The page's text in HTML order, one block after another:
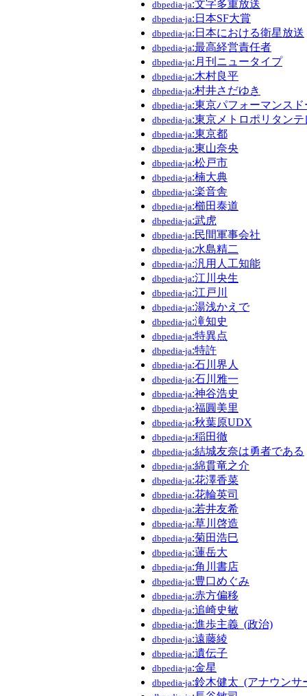
dbpedia-ja:文字多重放送
dbpedia-ja:日本SF大賞
dbpedia-ja:日本における衛星放送
dbpedia-ja:最高経営責任者
dbpedia-ja:月刊ニュータイプ
dbpedia-ja:木村良平
dbpedia-ja:村井さだゆき
dbpedia-ja:東京パフォーマンスド
dbpedia-ja:東京メトロポリタン
dbpedia-ja:東京都
dbpedia-ja:東山奈央
dbpedia-ja:松戸市
dbpedia-ja:楠大典
dbpedia-ja:楽音舎
dbpedia-ja:櫛田泰道
dbpedia-ja:武虎
dbpedia-ja:民間軍事会社
dbpedia-ja:水島精二
dbpedia-ja:汎用人工知能
dbpedia-ja:江川央生
dbpedia-ja:江戸川
dbpedia-ja:湯浅かえで
dbpedia-ja:滝知史
dbpedia-ja:特異点
dbpedia-ja:特許
dbpedia-ja:石川界人
dbpedia-ja:石川雅一
dbpedia-ja:神谷浩史
dbpedia-ja:福圓美里
dbpedia-ja:秋葉原UDX
dbpedia-ja:稲田徹
dbpedia-ja:結城友奈は勇者である
dbpedia-ja:綿貫竜之介
dbpedia-ja:花澤香菜
dbpedia-ja:花輪英司
dbpedia-ja:若井友希
dbpedia-ja:草川啓造
dbpedia-ja:菊田浩巳
dbpedia-ja:蓮岳大
dbpedia-ja:角川書店
dbpedia-ja:豊口めぐみ
dbpedia-ja:赤方偏移
dbpedia-ja:追崎史敏
dbpedia-ja:進歩主義_(政治)
dbpedia-ja:遠藤綾
dbpedia-ja:遺伝子
dbpedia-ja:金星
dbpedia-ja:鈴木健太_(アナウンサ